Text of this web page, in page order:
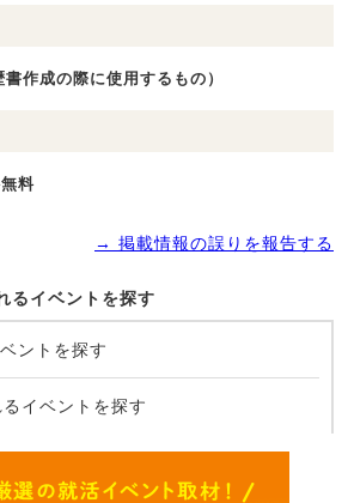
作成の際に使用するもの）
料
→ 掲載情報の誤りを報告する
るイベントを探す
ントを探す
イベントを探す